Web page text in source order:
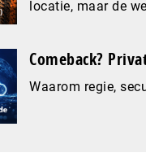
locatie, maar de
Comeback?
Waarom regie,